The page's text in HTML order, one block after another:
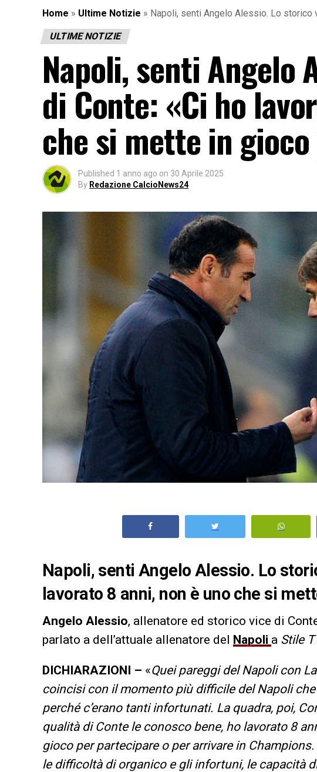
Home » Ultime Notizie » Napoli, senti Angelo Alessio. Lo storico
ULTIME NOTIZIE
Napoli, senti Angelo
di Conte: «Ci ho
che si mette in
Published 1 anno ago on 30 Aprile 2025
By Redazione CalcioNews24
Napoli, senti Angelo Alessio. Lo
lavorato 8 anni, non è uno che si
Angelo Alessio, allenatore ed storico vice di
parlato a dell’attuale allenatore del Napoli a Stile
DICHIARAZIONI – «Quei pareggi del Napoli con
coincisi con il momento più difficile del Napoli
perché c’erano tanti infortunati. La quadra, poi,
qualità di Conte le conosco bene, ho lavorato 8
gioco per partecipare o per arrivare in
le difficoltà di organico e gli infortuni, le capacità